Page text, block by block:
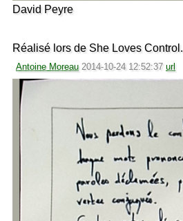
David Peyre
Réalisé lors de She Loves Control.
Antoine Moreau 2014-10-24 12:52:37 url